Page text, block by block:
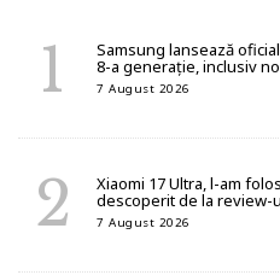
Samsung lansează
8-a generație, inclusiv
7 August 2026
Xiaomi 17 Ultra, l-am
descoperit de la review-
7 August 2026